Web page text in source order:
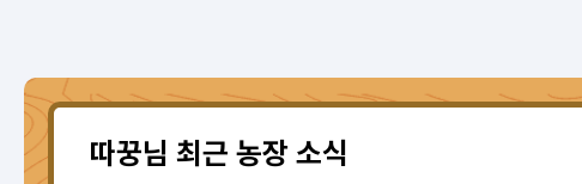
따꿍님 최근 농장 소식